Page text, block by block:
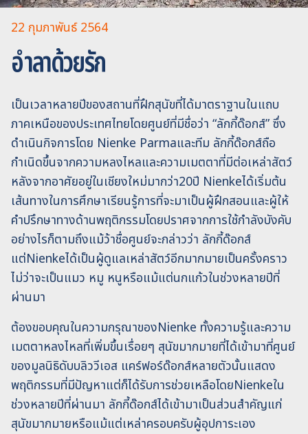
22 กุมภาพันธ์ 2564
อำลาด้วยรัก
เป็นเวลาหลายปีของสถานที่ฝึกสุนัขที่ได้มาตราฐานในแถบ
ภาคเหนือของประเทศไทยโดยศูนย์ที่มีชื่อว่า “ลักกี้ด๊อกส์” ซึ่ง
ดำเนินกิจการโดย Nienke Parmaและทีม ลักกี้ด๊อกส์ถือ
กำเนิดขึ้นจากความหลงไหลและความเมตตาที่มีต่อเหล่าสัตว์
หลังจากอาศัยอยู่ในเชียงใหม่มากว่า20ปี Nienkeได้เริ่มต้น
เส้นทางในการศึกษาเรียนรู้การที่จะมาเป็นผู้ฝึกสอนและผู้ให้
คำปรึกษาทางด้านพฤติกรรมโดยปราศจากการใช้กำลังบังคับ
อย่างไรก็ตามถึงแม้ว้าชื่อศูนย์จะกล่าวว่า ลักกี้ด๊อกส์
แต่Nienkeได้เป็นผู้ดูแลเหล่าสัตว์อีกมากมายเป็นครั้งคราว
ไม่ว่าจะเป็นแมว หมู หนูหรือแม้แต่นกแก้วในช่วงหลายปีที่
ผ่านมา
ต้องขอบคุณในความกรุณาของNienke ทั้งความรู้และความ
เมตตาหลงไหลที่เพิ่มขึ้นเรื่อยๆ สุนัขมากมายที่ได้เข้ามาที่ศูนย์
ของมูลนิธิดับบลิววีเอส แคร์ฟอร์ด๊อกส์หลายตัวนั้นแสดง
พฤติกรรมที่มีปัญหาแต่ก็ได้รับการช่วยเหลือโดยNienkeใน
ช่วงหลายปีที่ผ่านมา ลักกี้ด๊อกส์ได้เข้ามาเป็นส่วนสำคัญแก่
สุนัขมากมายหรือแม้แต่เหล่าครอบครับผู้อุปการะเอง